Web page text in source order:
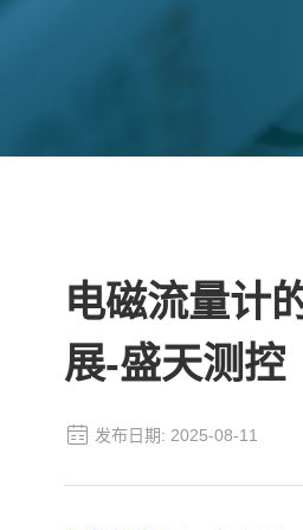
电磁流量计
展-盛天测控
发布日期: 2025-08-11